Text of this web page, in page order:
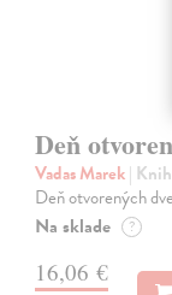
Deň
Vadas Marek|
Deň otvorených
Na sklade ?
16,06 €